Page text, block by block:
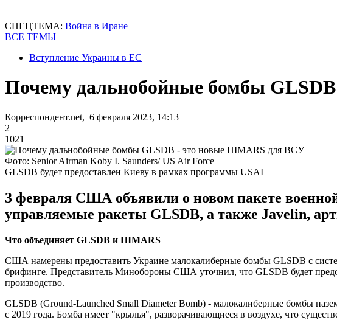
СПЕЦТЕМА: Война в Иране
ВСЕ ТЕМЫ
Вступление Украины в ЕС
Почему дальнобойные бомбы
Корреспондент.net, 6 февраля 2023, 14:13
2
1021
Фото: Senior Airman Koby I. Saunders/ US Air Force
GLSDB будет предоставлен Киеву в рамках программы USAI
3 февраля США объявили о новом пакете
управляемые ракеты GLSDB, а также Javelin,
Что объединяет GLSDB и HIMARS
США намерены предоставить Украине малокалиберные бомбы GLSDB с
брифинге. Представитель Минобороны США уточнил, что GLSDB будет
производство.
GLSDB (Ground-Launched Small Diameter Bomb) - малокалиберные бомбы
с 2019 года. Бомба имеет "крылья", разворачивающиеся в воздухе, что